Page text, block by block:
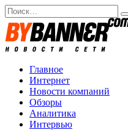
Перейти
к
содержанию
Search
for:
Главное
Интернет
Новости компаний
Обзоры
Аналитика
Интервью